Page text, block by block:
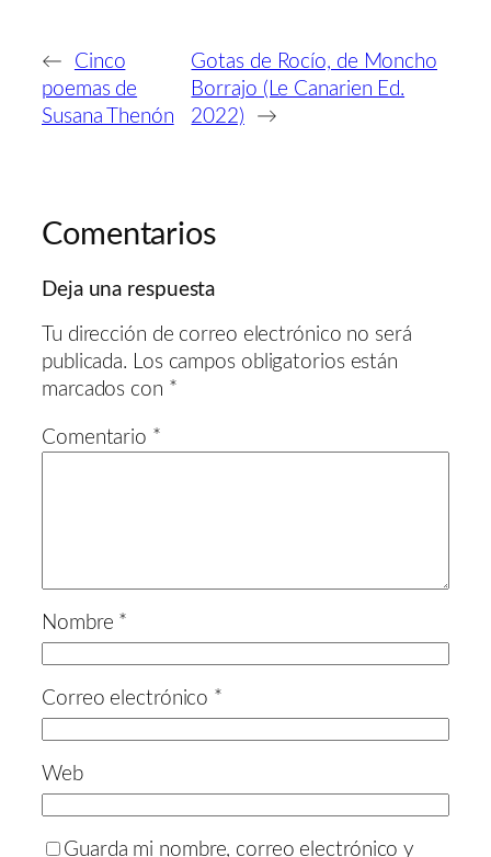
←
Cinco
poemas de
Susana Thenón
Gotas de Rocío, de Moncho
Borrajo (Le Canarien Ed.
2022)
→
Comentarios
Deja una respuesta
Tu dirección de correo electrónico no será
publicada. Los campos obligatorios están
marcados con *
Comentario *
Nombre *
Correo electrónico *
Web
Guarda mi nombre, correo electrónico y